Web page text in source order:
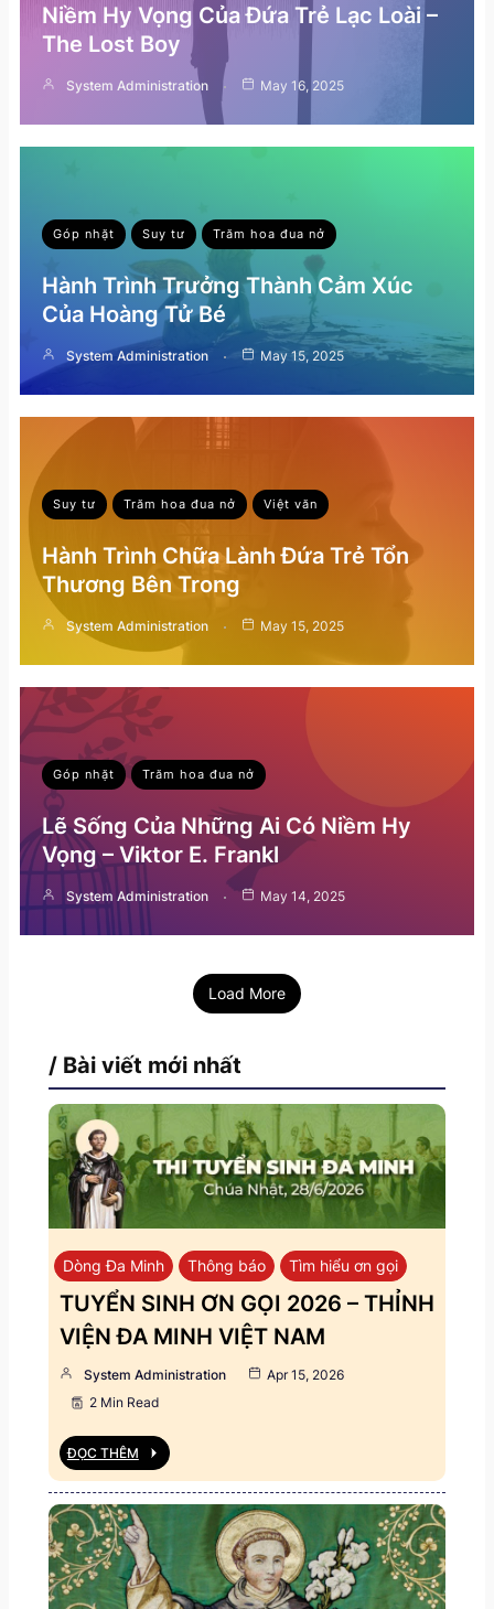
Niềm Hy Vọng Của Đứa Trẻ Lạc Loài –
The Lost Boy
System Administration May 16, 2025
Góp nhặt Suy tư Trăm hoa đua nở
Hành Trình Trưởng Thành Cảm Xúc
Của Hoàng Tử Bé
System Administration May 15, 2025
Suy tư Trăm hoa đua nở Việt văn
Hành Trình Chữa Lành Đứa Trẻ Tổn
Thương Bên Trong
System Administration May 15, 2025
Góp nhặt Trăm hoa đua nở
Lẽ Sống Của Những Ai Có Niềm Hy
Vọng – Viktor E. Frankl
System Administration May 14, 2025
Load More
/ Bài viết mới nhất
Dòng Đa Minh Thông báo Tìm hiểu ơn gọi
TUYỂN SINH ƠN GỌI 2026 – THỈNH
VIỆN ĐA MINH VIỆT NAM
System Administration
Apr 15, 2026
2 Min Read
ĐỌC THÊM